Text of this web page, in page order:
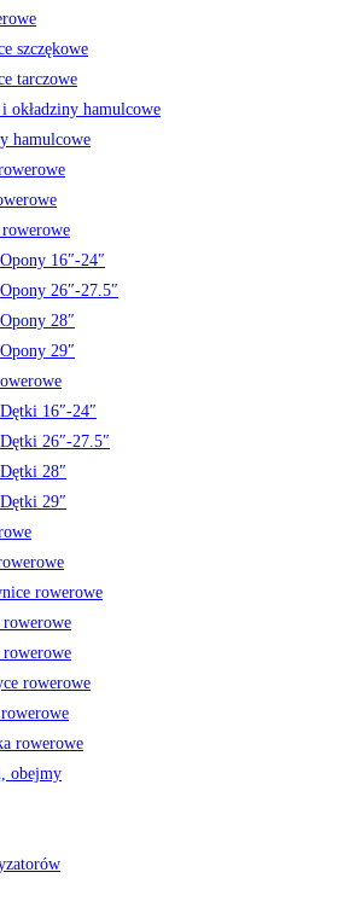
szczękowe
tarczowe
okładziny hamulcowe
hamulcowe
Opony 16″-24″
Opony 26″-27.5″
Opony 28″
Opony 29″
Dętki 16″-24″
Dętki 26″-27.5″
Dętki 28″
Dętki 29″
rowerowe
rowerowe
rowerowe
obejmy